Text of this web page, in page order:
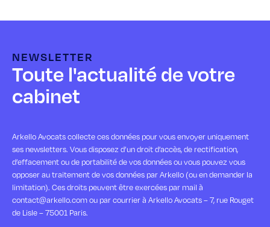
NEWSLETTER
Toute l'actualité de votre
cabinet
Arkello Avocats collecte ces données pour vous envoyer uniquement
ses newsletters. Vous disposez d’un droit d’accès, de rectification,
d’effacement ou de portabilité de vos données ou vous pouvez vous
opposer au traitement de vos données par Arkello (ou en demander la
limitation). Ces droits peuvent être exercées par mail à
contact@arkello.com ou par courrier à Arkello Avocats – 7, rue Rouget
de Lisle – 75001 Paris.